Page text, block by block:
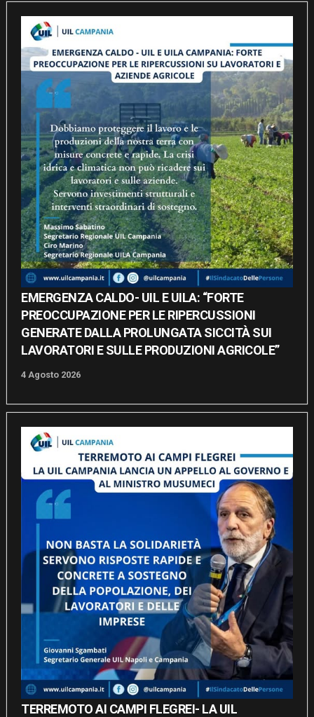
EMERGENZA CALDO- UIL E UILA: “FORTE
PREOCCUPAZIONE PER LE RIPERCUSSIONI
GENERATE DALLA PROLUNGATA SICCITÀ SUI
LAVORATORI E SULLE PRODUZIONI AGRICOLE”
4 Agosto 2026
TERREMOTO AI CAMPI FLEGREI- LA UIL